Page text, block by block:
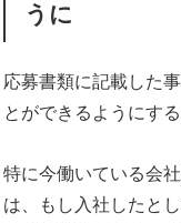
うに
応募書類に記載した
とができるようにす
特に今働いている会
は、もし入社したと